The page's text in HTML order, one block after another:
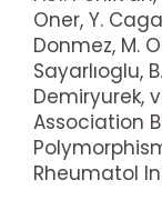
Oner, Y.
Donmez, M.
Sayarlıoglu,
Demiryurek,
Association
Rheumatol